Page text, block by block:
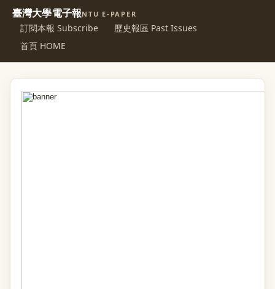
臺灣大學電子報NTU E-PAPER
訂閱本報 Subscribe
歷史報區 Past Issues
首頁 HOME